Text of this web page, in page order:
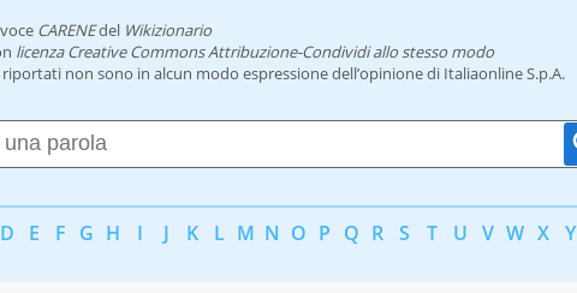
CARENEdel Wikizionario
licenza Creative Commons Attribuzione-Condividi allo stesso modo
non sono in alcun modo espressione dell’opinione di Italiaonline S.p.A.
D E F G H I J K L M N O P Q R S T U V W X Y